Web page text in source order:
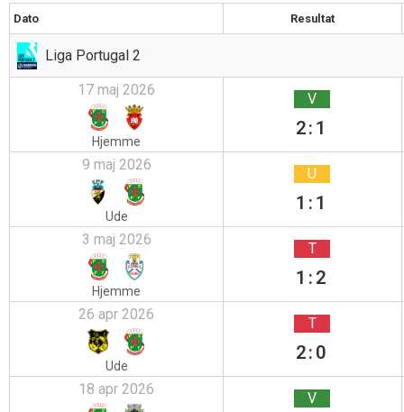
Dato Resultat
Liga Portugal 2
17 maj 2026
Hjemme
V
2:1
9 maj 2026
Ude
U
1:1
3 maj 2026
Hjemme
T
1:2
26 apr 2026
Ude
T
2:0
18 apr 2026 V